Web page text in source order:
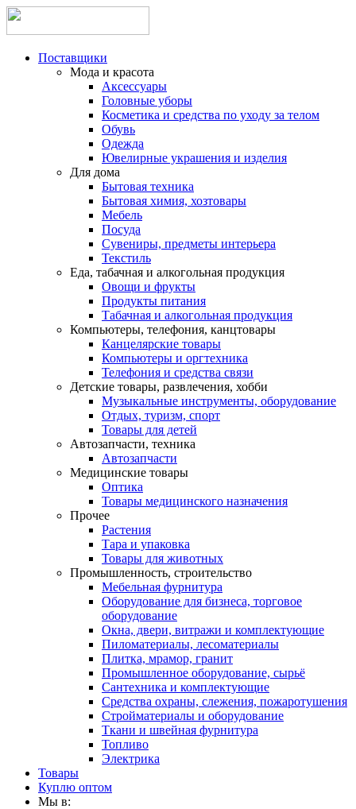
Поставщики
Мода и красота
Аксессуары
Головные уборы
Косметика и средства по уходу за телом
Обувь
Одежда
Ювелирные украшения и изделия
Для дома
Бытовая техника
Бытовая химия, хозтовары
Мебель
Посуда
Сувениры, предметы интерьера
Текстиль
Еда, табачная и алкогольная продукция
Овощи и фрукты
Продукты питания
Табачная и алкогольная продукция
Компьютеры, телефония, канцтовары
Канцелярские товары
Компьютеры и оргтехника
Телефония и средства связи
Детские товары, развлечения, хобби
Музыкальные инструменты, оборудование
Отдых, туризм, спорт
Товары для детей
Автозапчасти, техника
Автозапчасти
Медицинские товары
Оптика
Товары медицинского назначения
Прочее
Растения
Тара и упаковка
Товары для животных
Промышленность, строительство
Мебельная фурнитура
Оборудование для бизнеса, торговое
оборудование
Окна, двери, витражи и комплектующие
Пиломатериалы, лесоматериалы
Плитка, мрамор, гранит
Промышленное оборудование, сырьё
Сантехника и комплектующие
Средства охраны, слежения, пожаротушения
Стройматериалы и оборудование
Ткани и швейная фурнитура
Топливо
Электрика
Товары
Куплю оптом
Мы в: